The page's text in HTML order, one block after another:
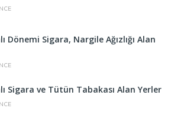
Dönemi Sigara, Nargile Ağızlığı Alan
Sigara ve Tütün Tabakası Alan Yerler